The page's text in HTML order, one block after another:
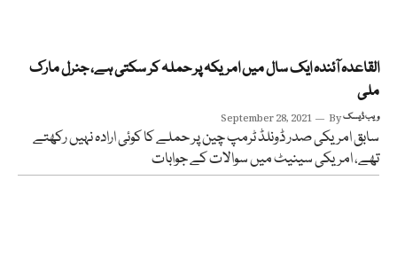
القاعدہ آئندہ ایک سال میں امریکہ پر حملہ کر سکتی ہے، جنرل مارک
ملی
September 28, 2021 Byویب ڈیسک
سابق امریکی صدر ڈونلڈ ٹرمپ چین پر حملے کا کوئی ارادہ نہیں رکھتے
تھے، امریکی سینیٹ میں سوالات کے جوابات